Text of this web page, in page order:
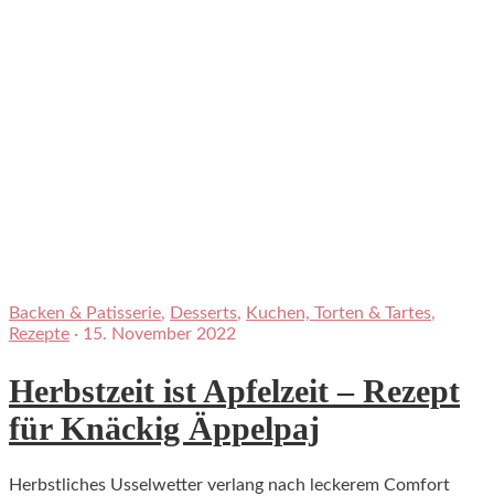
Backen & Patisserie, Desserts, Kuchen, Torten & Tartes,
Rezepte · 15. November 2022
Herbstzeit ist Apfelzeit – Rezept
für Knäckig Äppelpaj
Herbstliches Usselwetter verlang nach leckerem Comfort